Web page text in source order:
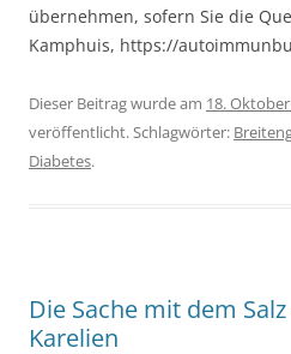
übernehmen, sofern Sie die
Kamphuis, https://
Dieser Beitrag wurde am 18.
veröffentlicht. Schlagwörter:
Diabetes.
Die Sache mit dem
Karelien